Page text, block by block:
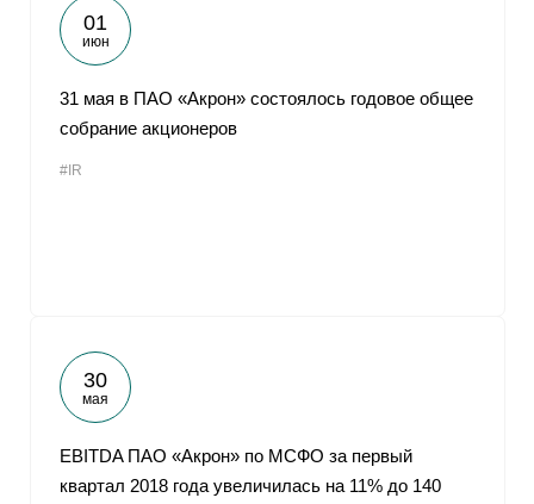
01
июн
31 мая в ПАО «Акрон» состоялось годовое общее
собрание акционеров
#IR
30
мая
EBITDA ПАО «Акрон» по МСФО за первый
квартал 2018 года увеличилась на 11% до 140